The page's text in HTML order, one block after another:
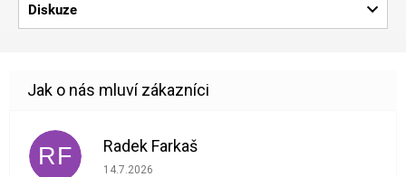
Diskuze
RF Radek Farkaš
Hodnocení obchodu je 5 z 5 hvězdiček.
14.7.2026